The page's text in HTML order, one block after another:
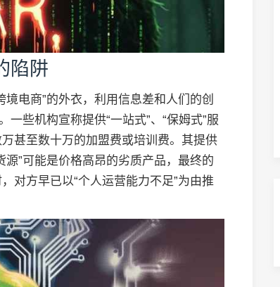
陷阱
电商”的外衣，利用信息差和人们的创
些机构宣称提供“一站式”、“保姆式”服
甚至数十万的加盟费或培训费。其提供
”可能是价格高昂的劣质产品，最终的
对方早已以“个人运营能力不足”为由推